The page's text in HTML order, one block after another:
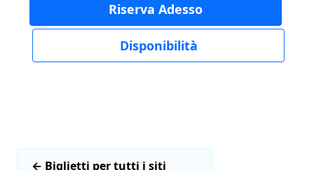
Riserva Adesso
Disponibilità
← Biglietti per tutti i siti